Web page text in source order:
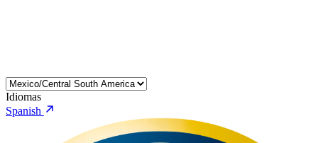
Idiomas
Spanish